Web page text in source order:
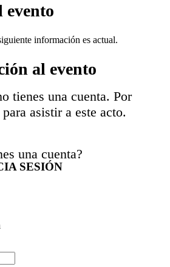
información es actual.
al evento
tienes una cuenta. Por
asistir a este acto.
una cuenta?
SESIÓN